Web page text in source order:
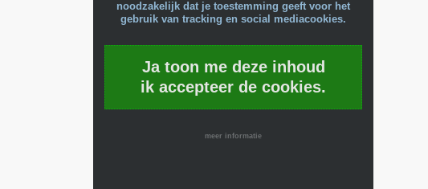
noodzakelijk dat je toestemming geeft voor het
gebruik van tracking en social mediacookies.
Ja toon me deze inhoud
ik accepteer de cookies.
meer informatie